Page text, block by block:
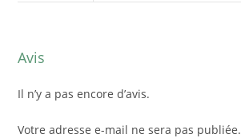
Avis
Il n’y a pas encore d’avis.
Votre adresse e-mail ne sera pas publiée.